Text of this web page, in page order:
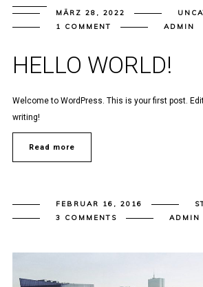
MÄRZ 28, 2022
1 COMMENT
ADMIN
HELLO WORLD!
Welcome to WordPress. This is your first post.
writing!
Read more
FEBRUAR 16, 2016
3 COMMENTS
ADMIN